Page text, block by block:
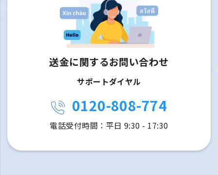
送金に関するお問い合わせ
サポートダイヤル
0120-808-774
電話受付時間：平日 9:30 - 17:30